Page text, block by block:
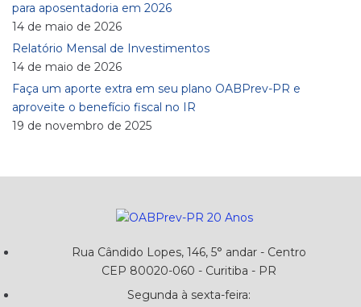
para aposentadoria em 2026
14 de maio de 2026
Relatório Mensal de Investimentos
14 de maio de 2026
Faça um aporte extra em seu plano OABPrev-PR e
aproveite o benefício fiscal no IR
19 de novembro de 2025
Rua Cândido Lopes, 146, 5° andar - Centro
CEP 80020-060 - Curitiba - PR
Segunda à sexta-feira: